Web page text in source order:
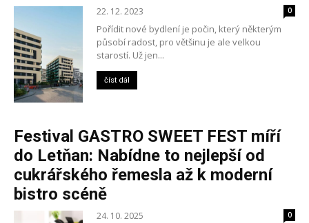
22. 12. 2023 0
Pořídit nové bydlení je počin, který některým
působí radost, pro většinu je ale velkou
starostí. Už jen...
číst dál
Festival GASTRO SWEET FEST míří
do Letňan: Nabídne to nejlepší od
cukrářského řemesla až k moderní
bistro scéně
24. 10. 2025 0